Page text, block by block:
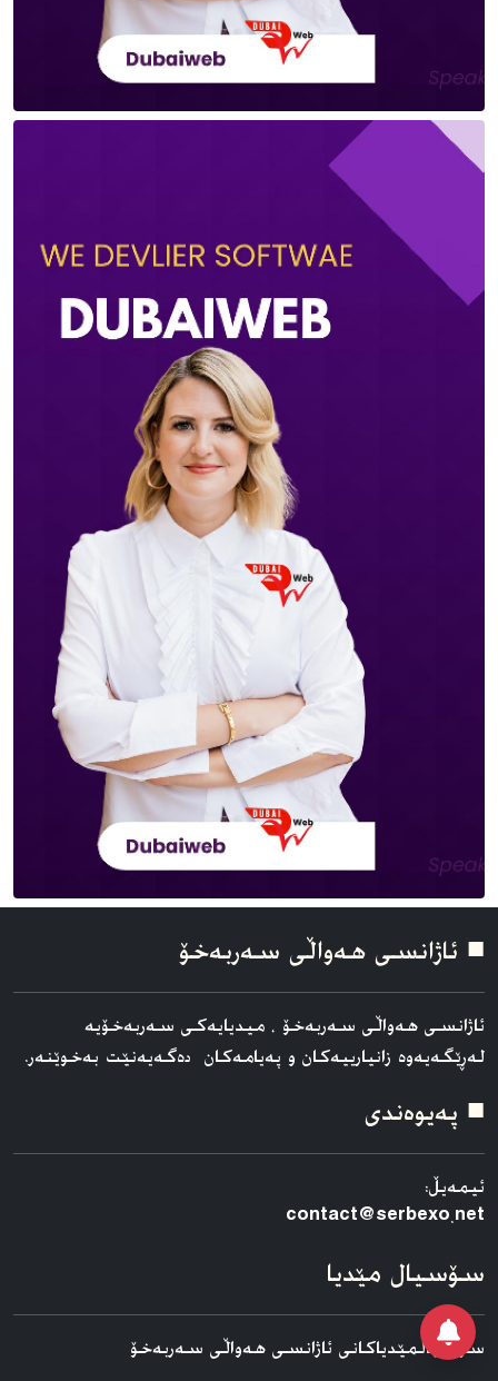
■ ئاژانسی هه‌واڵی سه‌ربه‌خۆ
ئاژانسی هه‌واڵی سه‌ربه‌خۆ ، میدیایەکی سەربەخۆیە
لەڕێگەیەوە زانیارییەکان و پەیامەکان دەگەیەنێت بەخوێنەر.
■ په‌یوه‌ندی
ئیمەیڵ:
contact@serbexo.net
سۆسیال مێدیا
سۆسیالمێدیاکانی ئاژانسی هه‌واڵی سه‌ربه‌خۆ